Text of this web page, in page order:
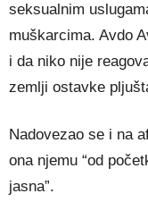
seksualnim
muškarcima. Avdo
i da niko nije
zemlji ostavke
Nadovezao se i na
ona njemu “od
jasna”.